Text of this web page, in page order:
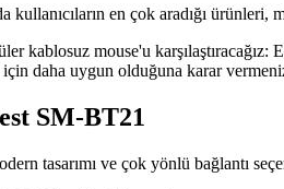
kullanıcıların en çok aradığı ürünleri,
kablosuz mouse'u
daha uygun olduğuna karar
SM-BT21
tasarımı ve çok yönlü bağlantı